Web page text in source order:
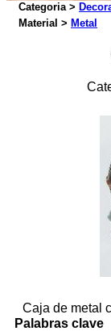
Categoria >
Material > Metal
Caja de metal
Palabras clave